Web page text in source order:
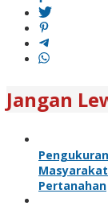
Jangan
Pertanahan